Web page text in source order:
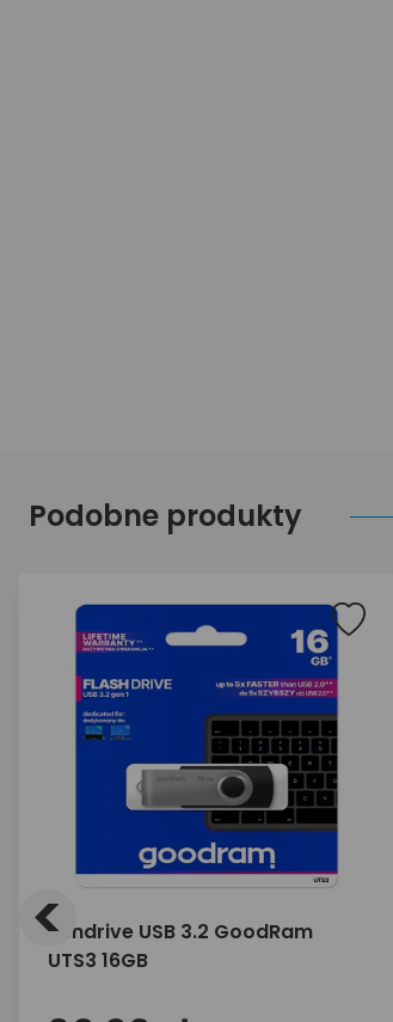
Podobne produkty
Pendrive USB 3.2 GoodRam
UTS3 16GB
<